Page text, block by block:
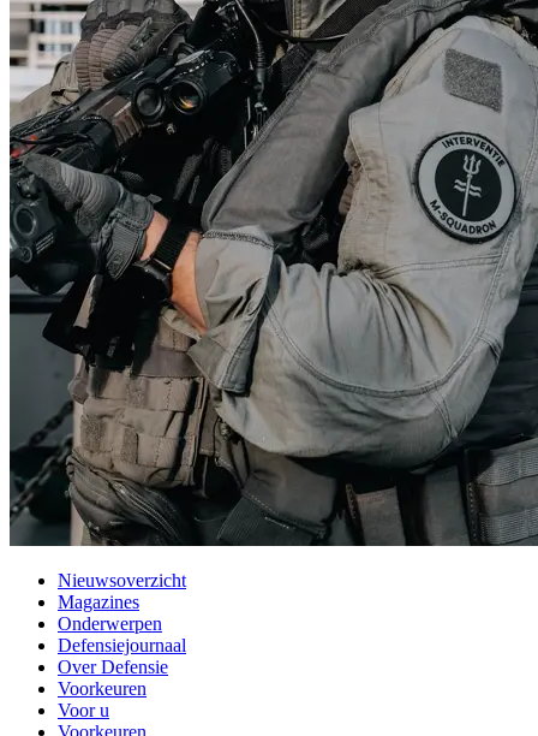
Nieuwsoverzicht
Magazines
Onderwerpen
Defensiejournaal
Over Defensie
Voorkeuren
Voor u
Voorkeuren